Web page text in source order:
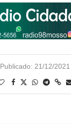
Publicado: 21/12/2021